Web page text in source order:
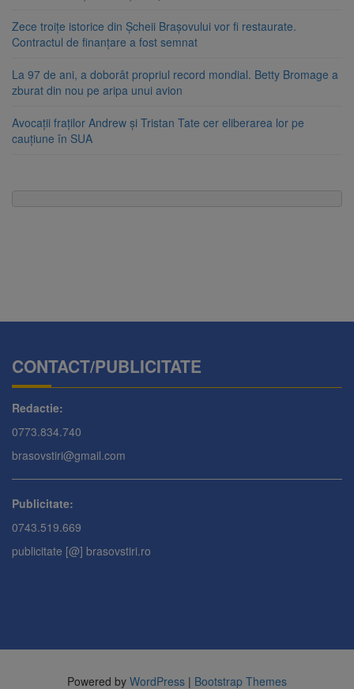
Zece troițe istorice din Șcheii Brașovului vor fi restaurate.
Contractul de finanțare a fost semnat
La 97 de ani, a doborât propriul record mondial. Betty Bromage a
zburat din nou pe aripa unui avion
Avocații fraților Andrew și Tristan Tate cer eliberarea lor pe
cauțiune în SUA
CONTACT/PUBLICITATE
Redactie:
0773.834.740
brasovstiri@gmail.com
Publicitate:
0743.519.669
publicitate [@] brasovstiri.ro
Powered by WordPress | Bootstrap Themes